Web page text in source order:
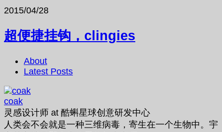
2015/04/28
超便捷挂钩，clingies
About
Latest Posts
coak
灵感设计师 at 酷蝌星球创意研发中心
人类会不会就是一种三维病毒，寄生在一个生物中。宇